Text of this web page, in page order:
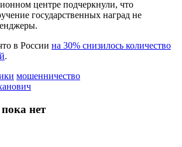
центре подчеркнули, что
государственных наград не
в России на 30% снизилось количество
.
мошенничество
нет